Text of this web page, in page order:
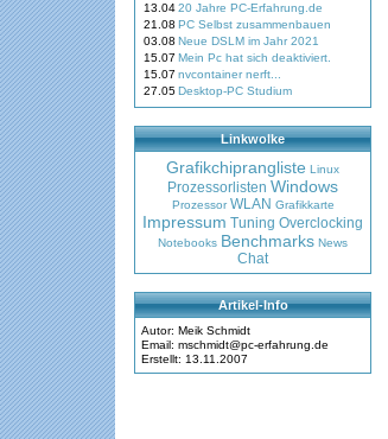
13.0420 Jahre PC-Erfahrung.de
21.08 PC Selbst zusammenbauen
03.08 Neue DSLM im Jahr 2021
15.07 Mein Pc hat sich deaktiviert.
15.07 nvcontainer nerft...
27.05Desktop-PC Studium
Linkwolke
Grafikchiprangliste Linux
Prozessorlisten Windows
Prozessor WLAN Grafikkarte
Impressum Tuning Overclocking
Notebooks Benchmarks News
Chat
Artikel-Info
Autor: Meik Schmidt
Email: mschmidt@pc-erfahrung.de
Erstellt: 13.11.2007